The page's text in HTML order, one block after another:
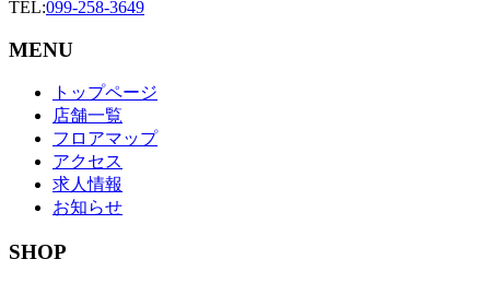
TEL:099-258-3649
MENU
トップページ
店舗一覧
フロアマップ
アクセス
求人情報
お知らせ
SHOP